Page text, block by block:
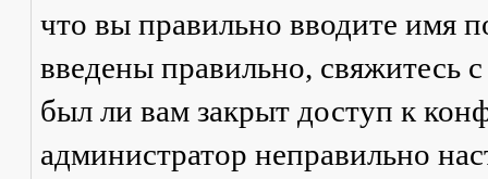
что вы правильно вводите имя
введены правильно, свяжитесь
был ли вам закрыт доступ к
администратор неправильно